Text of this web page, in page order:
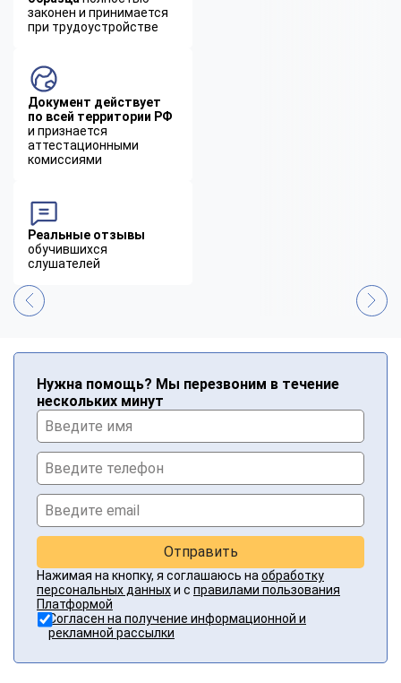
законен и принимается
при трудоустройстве
Документ действует
по всей территории РФ
и признается
аттестационными
комиссиями
Реальные отзывы
обучившихся
слушателей
Нужна помощь? Мы перезвоним в течение
нескольких минут
Отправить
Нажимая на кнопку, я соглашаюсь на обработку
персональных данныхи с правилами пользования
Платформой
Согласен на получение информационной и
рекламной рассылки